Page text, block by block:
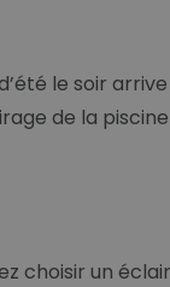
le soir
de la
choisir un